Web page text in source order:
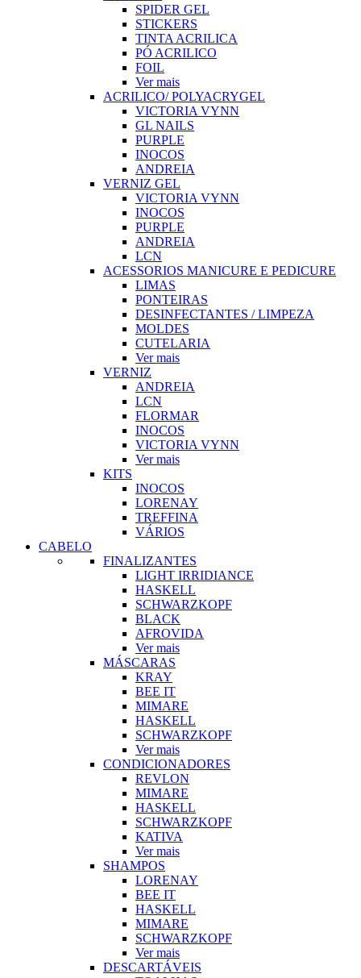
SPIDER GEL
STICKERS
TINTA ACRILICA
PÓ ACRILICO
FOIL
Ver mais
ACRILICO/ POLYACRYGEL
VICTORIA VYNN
GL NAILS
PURPLE
INOCOS
ANDREIA
VERNIZ GEL
VICTORIA VYNN
INOCOS
PURPLE
ANDREIA
LCN
ACESSORIOS MANICURE E PEDICURE
LIMAS
PONTEIRAS
DESINFECTANTES / LIMPEZA
MOLDES
CUTELARIA
Ver mais
VERNIZ
ANDREIA
LCN
FLORMAR
INOCOS
VICTORIA VYNN
Ver mais
KITS
INOCOS
LORENAY
TREFFINA
VÁRIOS
CABELO
FINALIZANTES
LIGHT IRRIDIANCE
HASKELL
SCHWARZKOPF
BLACK
AFROVIDA
Ver mais
MÁSCARAS
KRAY
BEE IT
MIMARE
HASKELL
SCHWARZKOPF
Ver mais
CONDICIONADORES
REVLON
MIMARE
HASKELL
SCHWARZKOPF
KATIVA
Ver mais
SHAMPOS
LORENAY
BEE IT
HASKELL
MIMARE
SCHWARZKOPF
Ver mais
DESCARTÁVEIS